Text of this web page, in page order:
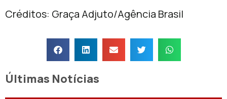
Créditos: Graça Adjuto/Agência Brasil
Últimas Notícias